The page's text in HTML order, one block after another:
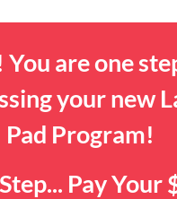
are one
your new
Pad Program!
Pay Your